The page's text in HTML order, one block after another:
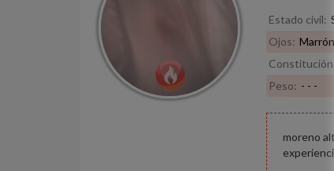
Estado civil:
Ojos: Marrón
Peso: - - -
moreno